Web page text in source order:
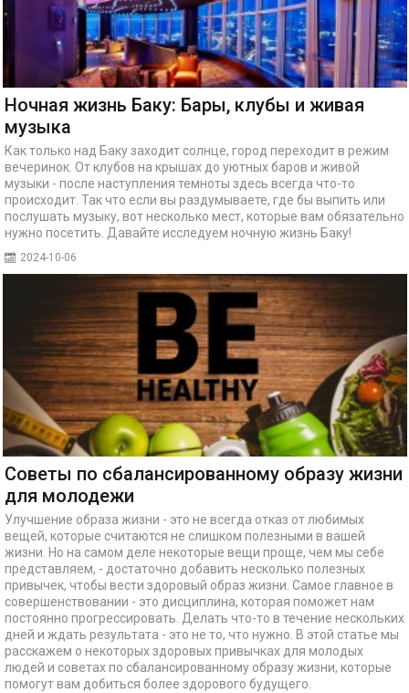
Ночная жизнь Баку: Бары, клубы и живая
музыка
Как только над Баку заходит солнце, город переходит в режим
вечеринок. От клубов на крышах до уютных баров и живой
музыки - после наступления темноты здесь всегда что-то
происходит. Так что если вы раздумываете, где бы выпить или
послушать музыку, вот несколько мест, которые вам обязательно
нужно посетить. Давайте исследуем ночную жизнь Баку!
2024-10-06
Советы по сбалансированному образу жизни
для молодежи
Улучшение образа жизни - это не всегда отказ от любимых
вещей, которые считаются не слишком полезными в вашей
жизни. Но на самом деле некоторые вещи проще, чем мы себе
представляем, - достаточно добавить несколько полезных
привычек, чтобы вести здоровый образ жизни. Самое главное в
совершенствовании - это дисциплина, которая поможет нам
постоянно прогрессировать. Делать что-то в течение нескольких
дней и ждать результата - это не то, что нужно. В этой статье мы
расскажем о некоторых здоровых привычках для молодых
людей и советах по сбалансированному образу жизни, которые
помогут вам добиться более здорового будущего.